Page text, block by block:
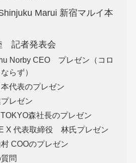
Marui 新宿マルイ本
記者発表会
Norby CEO プレゼン（コロ
らず）
代表のプレゼン
レゼン
森社長のプレゼン
X 代表取締役 林氏プレゼン
COOのプレゼン
問